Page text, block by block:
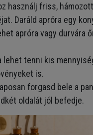
használj friss,
Daráld apróra egy
apróra vagy durvára
lehet tenni kis
is.
forgasd bele a
oldalát jól befedje.